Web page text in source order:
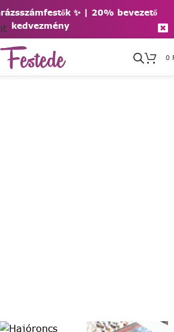
✨ | 20% bevezető
kedvezmény
0